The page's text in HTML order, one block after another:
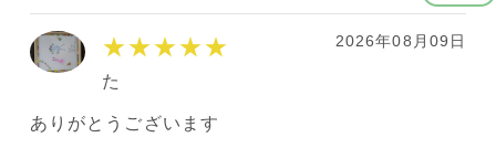
★★★★★ 2026年08月09日
た
ありがとうございます